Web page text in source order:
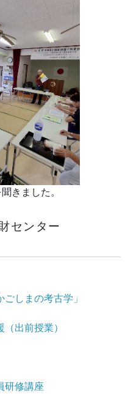
センター
しまの考古学」
出前授業）
研修講座
きました。